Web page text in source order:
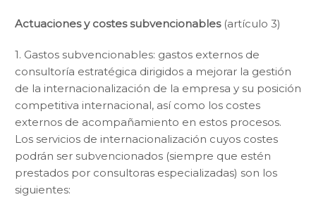
Actuaciones y costes subvencionables(artículo 3)
1. Gastos subvencionables: gastos externos de
consultoría estratégica dirigidos a mejorar la gestión
de la internacionalización de la empresa y su posición
competitiva internacional, así como los costes
externos de acompañamiento en estos procesos.
Los servicios de internacionalización cuyos costes
podrán ser subvencionados (siempre que estén
prestados por consultoras especializadas) son los
siguientes: